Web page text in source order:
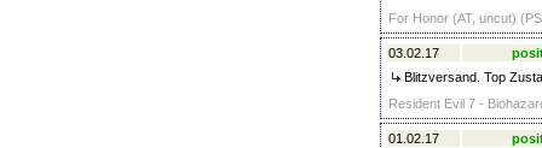
For Honor (AT, uncut)
03.02.17
Blitzversand. Top
Resident Evil 7 -
01.02.17